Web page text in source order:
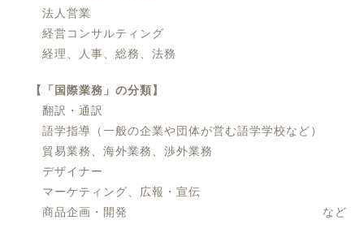
法人営業
経営コンサルティング
経理、人事、総務、法務
【「国際業務」の分類】
翻訳・通訳
語学指導（一般の企業や団体が営む語学学校など）
貿易業務、海外業務、渉外業務
デザイナー
マーケティング、広報・宣伝
商品企画・開発 など